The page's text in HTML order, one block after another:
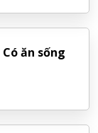
ăn sống